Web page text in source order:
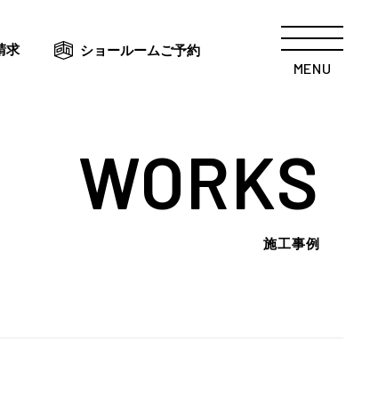
求 ショールームご予約
MENU
WORKS
施工事例